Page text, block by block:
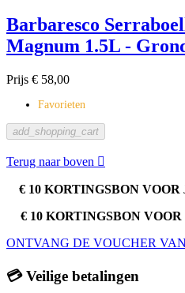
Barbaresco
Magnum 1.5L -
Prijs € 58,00
Favorieten
add_shopping_cart
Terug naar boven 
€ 10 KORTINGSBON VOOR
€ 10 KORTINGSBON VOOR
ONTVANG DE VOUCHER
💳 Veilige betalingen